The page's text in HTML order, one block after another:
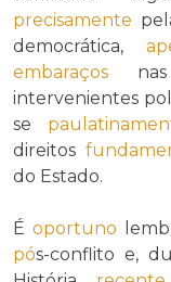
precisamente
democrática,
embaraços
intervenientes
se
direitos
do Estado.
É oportuno
pós-conflito e,